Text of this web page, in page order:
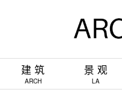
建 筑
ARCH
景 观
LA